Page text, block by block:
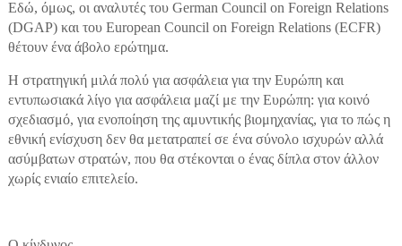
Εδώ, όμως, οι αναλυτές του German Council on Foreign Relations
(DGAP) και του European Council on Foreign Relations (ECFR)
θέτουν ένα άβολο ερώτημα.
Η στρατηγική μιλά πολύ για ασφάλεια για την Ευρώπη και
εντυπωσιακά λίγο για ασφάλεια μαζί με την Ευρώπη: για κοινό
σχεδιασμό, για ενοποίηση της αμυντικής βιομηχανίας, για το πώς η
εθνική ενίσχυση δεν θα μετατραπεί σε ένα σύνολο ισχυρών αλλά
ασύμβατων στρατών, που θα στέκονται ο ένας δίπλα στον άλλον
χωρίς ενιαίο επιτελείο.